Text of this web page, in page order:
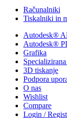
Računalniki
Tiskalniki in
Autodesk®
Autodesk®
Grafika
3D tiskanje
Podpora
O nas
Wishlist
Compare
Login /